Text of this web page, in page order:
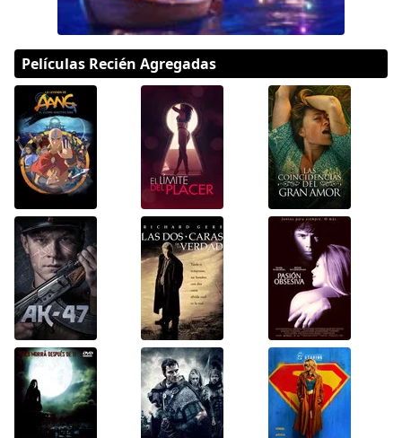
Películas Recién Agregadas